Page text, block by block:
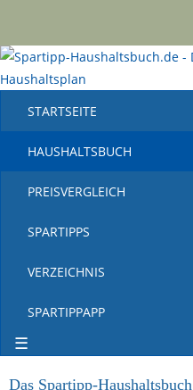
STARTSEITE
HAUSHALTSBUCH
PREISVERGLEICH
SPARTIPPS
VERZEICHNIS
SPARTIPPAPP
☰
Das Spartipp-Haushaltsbuch